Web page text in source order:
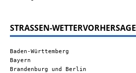
STRASSEN-WETTERVORHERSAGEN
Baden-Württemberg
Bayern
Brandenburg und Berlin